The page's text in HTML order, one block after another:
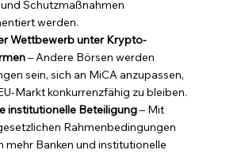
Schutzmaßnahmen
werden.
Wettbewerb unter Krypto-
– Andere Börsen werden
sein, sich an MiCA anzupassen,
Markt konkurrenzfähig zu bleiben.
institutionelle Beteiligung – Mit
Rahmenbedingungen
mehr Banken und institutionelle